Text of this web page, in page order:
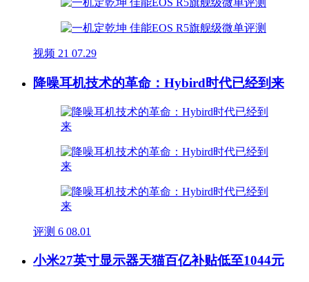
视频 21 07.29
降噪耳机技术的革命：Hybird时代已经到来
评测 6 08.01
小米27英寸显示器天猫百亿补贴低至1044元